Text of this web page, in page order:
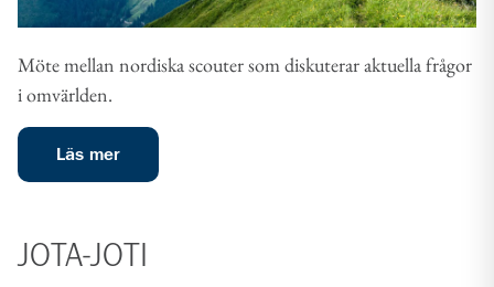
Möte mellan nordiska scouter som diskuterar aktuella frågor
i omvärlden.
Läs mer
JOTA-JOTI